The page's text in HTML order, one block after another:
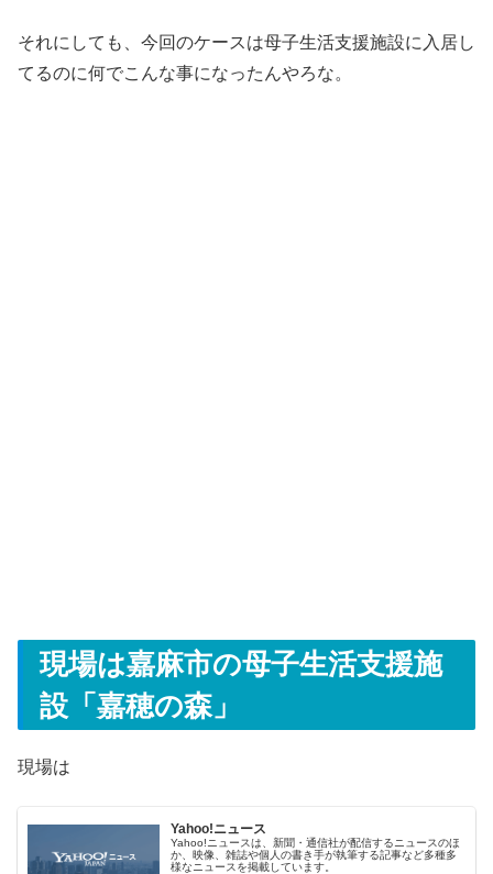
それにしても、今回のケースは母子生活支援施設に入居し
てるのに何でこんな事になったんやろな。
現場は嘉麻市の母子生活支援施
設「嘉穂の森」
現場は
Yahoo!ニュース
Yahoo!ニュースは、新聞・通信社が配信するニュースのほ
か、映像、雑誌や個人の書き手が執筆する記事など多種多
様なニュースを掲載しています。